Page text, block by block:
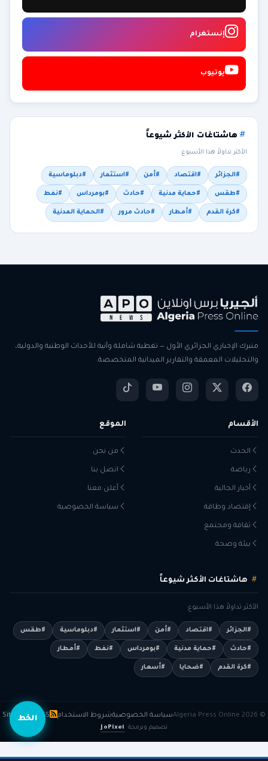
الخط
إنستغرام
يوتيوب
هاشتاغات الأكثر شيوعاً
الأكثر تداولاً هذا الأسبوع
#الجزائر #اقتصاد #أمن #استثمار #دبلوماسية
#طقس #حماية مدنية #حادث #بومرداس #نفط
#كرة القدم #أمطار #حادث مرور #الحماية المدنية
منبرك الإخباري الجزائري الأول — تغطية شاملة وآنية للأحداث الوطنية والدولية،
والتحليلات المعمقة والتقارير الميدانية المتخصصة.
الأقسام
الحدث
رياضة
أخبار الجالية
إقتصاد وطاقة
ثقافة ومجتمع
بيئة وصحة
الموقع
من نحن
اتصل بنا
أعلن معنا
سياسة الخصوصية
هاشتاغات الأكثر شيوعاً
الأكثر تداولاً هذا الأسبوع
#الجزائر #اقتصاد #أمن #استثمار #دبلوماسية #طقس
#حادث #حماية مدنية #بومرداس #نفط #أمطار
#كرة القدم #ضحايا #أسعار
© 2026 Algeria Press Online سياسة الخصوصيةشروط الاستخدام RSS
Sitemap
تصميم وبرمجة JoPixel